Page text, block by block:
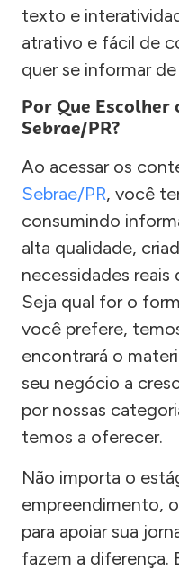
texto e
atrativo e fácil de
quer se informar
Por Que Escolher
Sebrae/PR?
Ao acessar os
Sebrae/PR, você
consumindo
alta qualidade,
necessidades
Seja qual for o
você prefere,
encontrará o
seu negócio a
por nossas
temos a oferecer.
Não importa o
empreendimento,
para apoiar sua
fazem a diferença.